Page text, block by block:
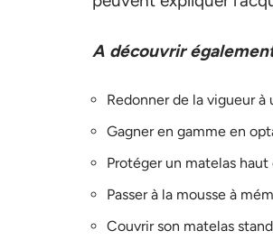
A découvrir
Redonner de la vigueur à
Gagner en gamme en
Protéger un matelas haut
Passer à la mousse à
Couvrir son matelas